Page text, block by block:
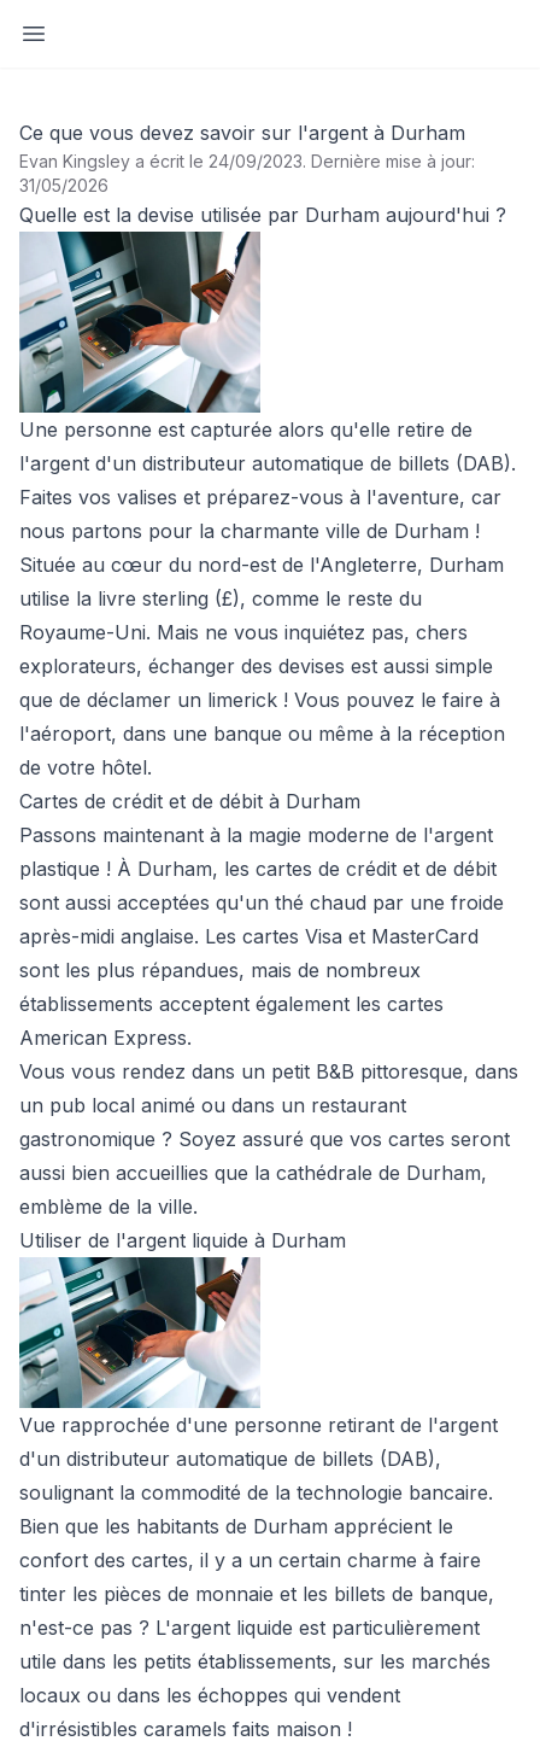
Ouvrir la barre latérale
Ce que vous devez savoir sur l'argent à Durham
Evan Kingsley a écrit le 24/09/2023. Dernière mise à jour:
31/05/2026
Quelle est la devise utilisée par Durham aujourd'hui ?
Une personne est capturée alors qu'elle retire de
l'argent d'un distributeur automatique de billets (DAB).
Faites vos valises et préparez-vous à l'aventure, car
nous partons pour la charmante ville de Durham !
Située au cœur du nord-est de l'Angleterre, Durham
utilise la livre sterling (£), comme le reste du
Royaume-Uni. Mais ne vous inquiétez pas, chers
explorateurs, échanger des devises est aussi simple
que de déclamer un limerick ! Vous pouvez le faire à
l'aéroport, dans une banque ou même à la réception
de votre hôtel.
Cartes de crédit et de débit à Durham
Passons maintenant à la magie moderne de l'argent
plastique ! À Durham, les cartes de crédit et de débit
sont aussi acceptées qu'un thé chaud par une froide
après-midi anglaise. Les cartes Visa et MasterCard
sont les plus répandues, mais de nombreux
établissements acceptent également les cartes
American Express.
Vous vous rendez dans un petit B&B pittoresque, dans
un pub local animé ou dans un restaurant
gastronomique ? Soyez assuré que vos cartes seront
aussi bien accueillies que la cathédrale de Durham,
emblème de la ville.
Utiliser de l'argent liquide à Durham
Vue rapprochée d'une personne retirant de l'argent
d'un distributeur automatique de billets (DAB),
soulignant la commodité de la technologie bancaire.
Bien que les habitants de Durham apprécient le
confort des cartes, il y a un certain charme à faire
tinter les pièces de monnaie et les billets de banque,
n'est-ce pas ? L'argent liquide est particulièrement
utile dans les petits établissements, sur les marchés
locaux ou dans les échoppes qui vendent
d'irrésistibles caramels faits maison !